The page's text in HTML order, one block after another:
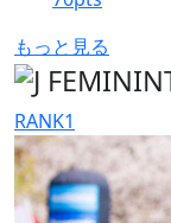
もっと見る
RANK1